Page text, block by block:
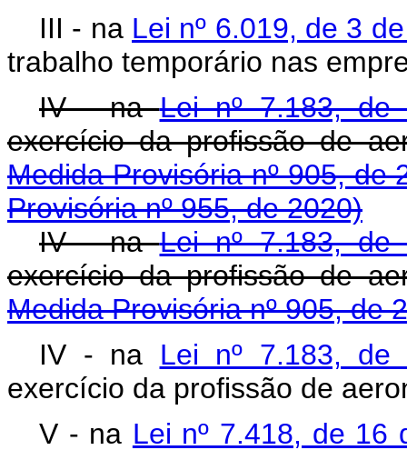
III - na Lei nº 6.019, de 3
trabalho temporário nas
IV - naLei nº 7.183,
exercício da
Medida Provisória nº 905, de
Provisória nº 955, de 2020)
IV - naLei nº 7.183,
exercício da
Medida Provisória nº 905, de
IV - na Lei nº 7.183,
exercício da profissão de
V - na Lei nº 7.418, de 16